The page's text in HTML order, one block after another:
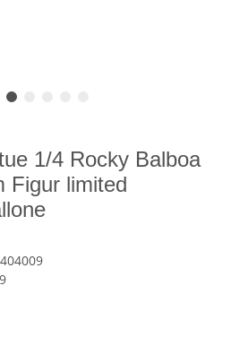
1/4 Rocky Balboa
Figur limited